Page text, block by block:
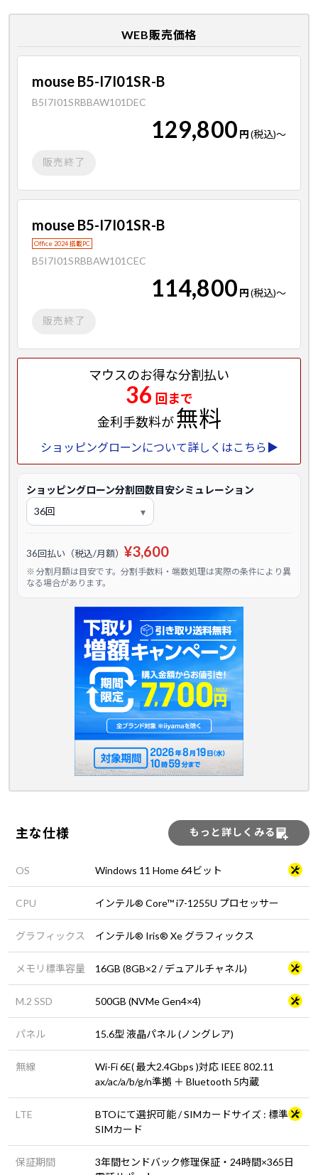
WEB販売価格
mouse B5-I7I01SR-B
B5I7I01SRBBAW101DEC
129,800 円(税込)～
販売終了
mouse B5-I7I01SR-B
Office 2024 搭載PC
B5I7I01SRBBAW101CEC
114,800 円(税込)～
販売終了
マウスのお得な分割払い
36 回まで
金利手数料が無料
ショッピングローンについて詳しくはこちら▶
ショッピングローン分割回数目安シミュレーション
36回払い（税込/月額） ¥3,600
※ 分割月額は目安です。分割手数料・端数処理は実際の条件により異
なる場合があります。
主な仕様 もっと詳しくみる
OS Windows 11 Home 64ビット
CPU インテル® Core™ i7-1255U プロセッサー
グラフィックス インテル® Iris® Xe グラフィックス
メモリ標準容量 16GB (8GB×2 / デュアルチャネル)
M.2 SSD 500GB (NVMe Gen4×4)
パネル 15.6型 液晶パネル (ノングレア)
無線
Wi-Fi 6E( 最大2.4Gbps )対応 IEEE 802.11
ax/ac/a/b/g/n準拠 ＋ Bluetooth 5内蔵
LTE
BTOにて選択可能 / SIMカードサイズ : 標準
SIMカード
保証期間
3年間センドバック修理保証・24時間×365日